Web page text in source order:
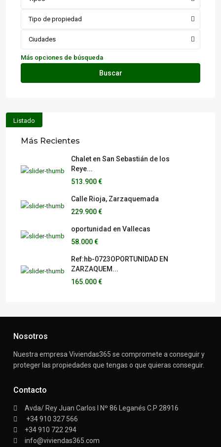
Tipo de propiedad
Ciudades
Más opciones de búsqueda
Buscar
Listado
Más Recientes
Chalet en San Sebastián de los
Reye...
513.900 €
Calle Rioja, Zarzaquemada
229.900 €
oportunidad en Vallecas
58.000 €
Ref:hb-0723OPORTUNIDAD EN
ZARZAQUEM...
165.000 €
Nosotros
Nuestra empresa Viviendas365 se compromete a conseguir y
proteger las propiedades que tengas o que quieras conseguir.
Contacto
Avda/ Rey Juan Carlos I Nº 86 Leganés C.P 28916
+34 910 327 566
+34 910 722 294
info@viviendas365.com